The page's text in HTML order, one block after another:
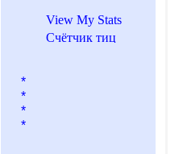
View My Stats
*
*
*
*